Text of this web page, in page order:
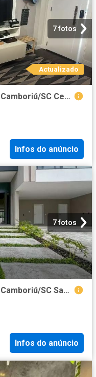
7 fotos
Actualizado
Casa / Sobrado para Venda em Camboriú/SC Centro 2 Quartos
Infos do anúncio
7 fotos
Casa / Sobrado para Venda em Camboriú/SC Santa Regina 4 Quartos
Infos do anúncio